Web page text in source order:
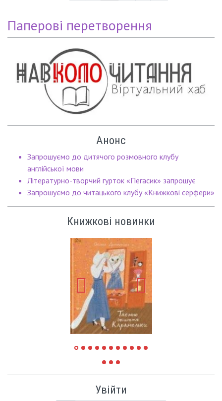
Паперові перетворення
Анонс
Запрошуємо до дитячого розмовного клубу
англійської мови
Літературно-творчий гурток «Пегасик» запрошує
Запрошуємо до читацького клубу «Книжкові серфери»
Книжкові новинки
Увійти